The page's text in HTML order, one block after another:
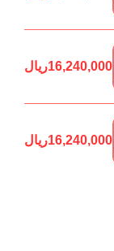
16,240,000ریال
16,240,000ریال